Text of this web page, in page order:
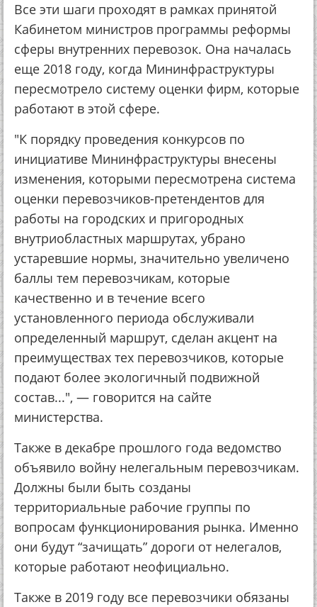
Все эти шаги проходят в рамках принятой
Кабинетом министров программы реформы
сферы внутренних перевозок. Она началась
еще 2018 году, когда Мининфраструктуры
пересмотрело систему оценки фирм, которые
работают в этой сфере.
"К порядку проведения конкурсов по
инициативе Мининфраструктуры внесены
изменения, которыми пересмотрена система
оценки перевозчиков-претендентов для
работы на городских и пригородных
внутриобластных маршрутах, убрано
устаревшие нормы, значительно увеличено
баллы тем перевозчикам, которые
качественно и в течение всего
установленного периода обслуживали
определенный маршрут, сделан акцент на
преимуществах тех перевозчиков, которые
подают более экологичный подвижной
состав...", — говорится на сайте
министерства.
Также в декабре прошлого года ведомство
объявило войну нелегальным перевозчикам.
Должны были быть созданы
территориальные рабочие группы по
вопросам функционирования рынка. Именно
они будут “зачищать” дороги от нелегалов,
которые работают неофициально.
Также в 2019 году все перевозчики обязаны